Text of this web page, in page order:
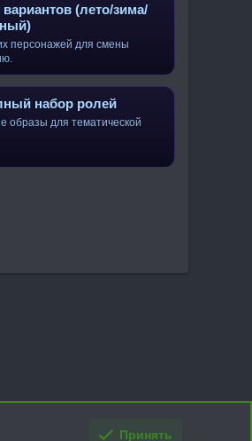
(лето/зима/
персонажей для смены
набор ролей
образы для тематической
Принять